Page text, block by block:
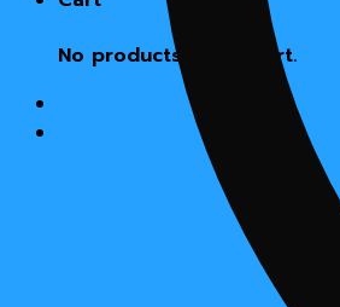
No products in the cart.